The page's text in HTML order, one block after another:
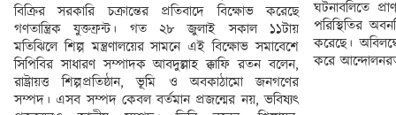
বিক্রির সরকারি চক্রান্তের প্রতিবাদে বিক্ষোভ করেছে
গণতান্ত্রিক যুক্তফ্রন্ট। গত ২৮ জুলাই সকাল ১১টায়
মতিঝিলে শিল্প মন্ত্রণালয়ের সামনে এই বিক্ষোভ সমাবেশে
সিপিবির সাধারণ সম্পাদক আবদুল্লাহ ক্কাফি রতন বলেন,
রাষ্ট্রায়ত্ত শিল্পপ্রতিষ্ঠান, ভূমি ও অবকাঠামো জনগণের
সম্পদ। এসব সম্পদ কেবল বর্তমান প্রজন্মের নয়, ভবিষ্যৎ
ঘটনাবলিতে
পরিস্থিতির
করেছে।
করে আন্দোলনরত